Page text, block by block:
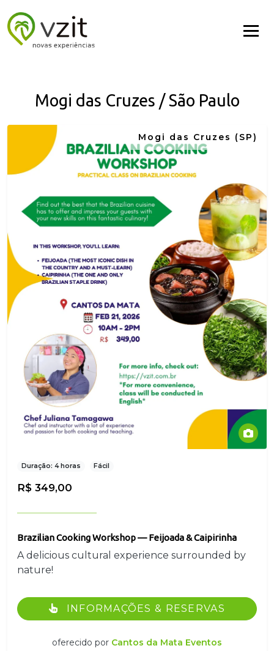
Mogi das Cruzes / São Paulo
Mogi das Cruzes (SP)
Duração: 4 horas Fácil
R$ 349,00
Brazilian Cooking Workshop — Feijoada & Caipirinha
A delicious cultural experience surrounded by
nature!
INFORMAÇÕES & RESERVAS
oferecido por Cantos da Mata Eventos